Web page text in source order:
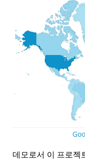
데모로서 이 프로젝